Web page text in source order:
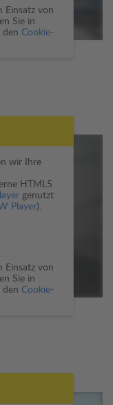
Einsatz von
Sie in
Cookie-
wir Ihre
HTML5
genutzt
Player).
Einsatz von
Sie in
Cookie-